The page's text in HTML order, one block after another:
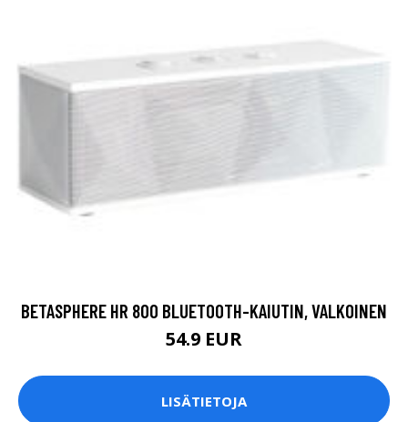
BETASPHERE HR 800 BLUETOOTH-KAIUTIN, VALKOINEN
54.9 EUR
LISÄTIETOJA